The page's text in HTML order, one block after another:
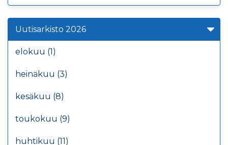
Uutisarkisto 2026
elokuu (1)
heinäkuu (3)
kesäkuu (8)
toukokuu (9)
huhtikuu (11)